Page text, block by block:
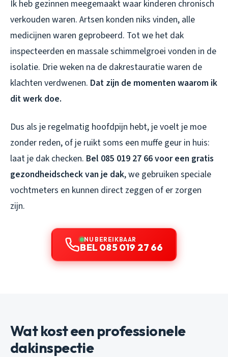
Ik heb gezinnen meegemaakt waar kinderen chronisch
verkouden waren. Artsen konden niks vinden, alle
medicijnen waren geprobeerd. Tot we het dak
inspecteerden en massale schimmelgroei vonden in de
isolatie. Drie weken na de dakrestauratie waren de
klachten verdwenen. Dat zijn de momenten waarom ik
dit werk doe.
Dus als je regelmatig hoofdpijn hebt, je voelt je moe
zonder reden, of je ruikt soms een muffe geur in huis:
laat je dak checken. Bel 085 019 27 66 voor een gratis
gezondheidscheck van je dak, we gebruiken speciale
vochtmeters en kunnen direct zeggen of er zorgen
zijn.
NU BEREIKBAAR
BEL 085 019 27 66
Wat kost een professionele
dakinspectie